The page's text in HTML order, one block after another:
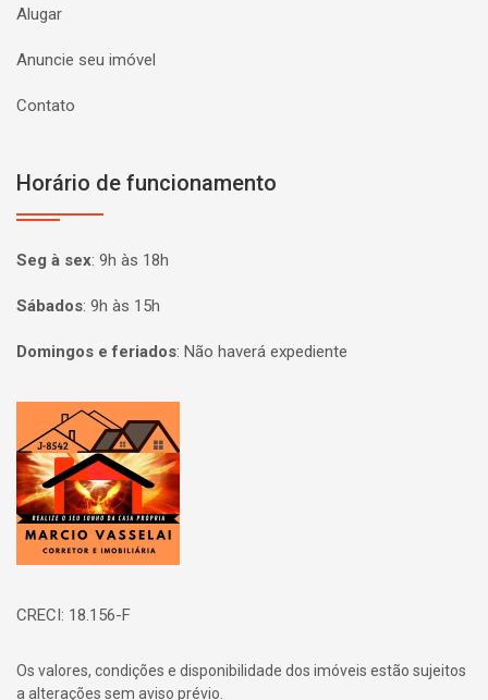
Alugar
Anuncie seu imóvel
Contato
Horário de funcionamento
Seg à sex: 9h às 18h
Sábados: 9h às 15h
Domingos e feriados: Não haverá expediente
Página inicial
CRECI: 18.156-F
Os valores, condições e disponibilidade dos imóveis estão sujeitos
a alterações sem aviso prévio.